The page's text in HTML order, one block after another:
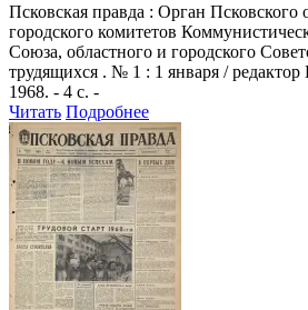
Псковская правда : Орган Псковского
городского комитетов
Союза, областного и городского
трудящихся . № 1 : 1 января /
1968. - 4 с. -
Читать Подробнее